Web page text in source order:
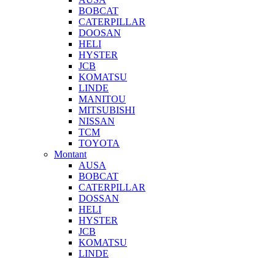
BOBCAT
CATERPILLAR
DOOSAN
HELI
HYSTER
JCB
KOMATSU
LINDE
MANITOU
MITSUBISHI
NISSAN
TCM
TOYOTA
Montant
AUSA
BOBCAT
CATERPILLAR
DOSSAN
HELI
HYSTER
JCB
KOMATSU
LINDE